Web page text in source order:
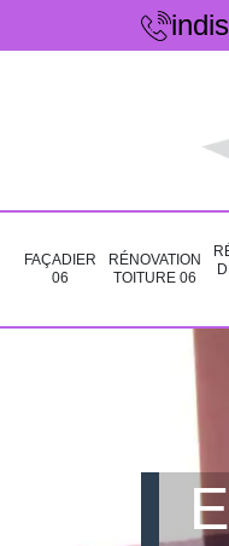
FAÇADIER
06
RÉNOVATION
TOITURE 06